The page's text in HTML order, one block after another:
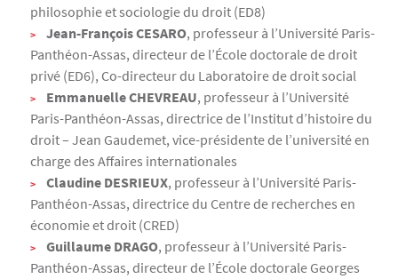
philosophie et sociologie du droit (ED8)
Jean-François CESARO, professeur à l’Université Paris-
Panthéon-Assas, directeur de l’École doctorale de droit
privé (ED6), Co-directeur du Laboratoire de droit social
Emmanuelle CHEVREAU, professeur à l’Université
Paris-Panthéon-Assas, directrice de l’Institut d’histoire du
droit – Jean Gaudemet, vice-présidente de l’université en
charge des Affaires internationales
Claudine DESRIEUX, professeur à l’Université Paris-
Panthéon-Assas, directrice du Centre de recherches en
économie et droit (CRED)
Guillaume DRAGO, professeur à l’Université Paris-
Panthéon-Assas, directeur de l’École doctorale Georges